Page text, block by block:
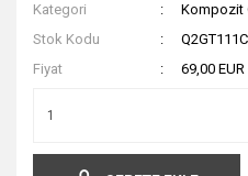
Kategori
Kompozit
Stok Kodu
Fiyat
69,00